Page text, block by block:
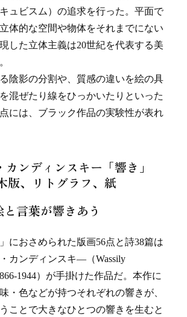
ュビスム）の追求を行った。平面で
体的な空間や物体をそれまでにない
した立体主義は20世紀を代表する美
陰影の分割や、質感の違いを絵の具
混ぜたり線をひっかいたりといった
には、ブラック作品の実験性が表れ
カンディンスキー「響き」
、リトグラフ、紙
言葉が響きあう
におさめられた版画56点と詩38篇は
カンディンスキ―（Wassily
1944）が手掛けた作品だ。本作に
・色などが持つそれぞれの響きが、
ことで大きなひとつの響きを生むと